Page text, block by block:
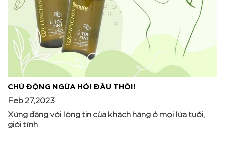
CHỦ ĐỘNG NGỪA HÓI ĐẦU THÔI!
Feb 27,2023
Xứng đáng với lòng tin của khách hàng ở mọi lứa tuổi,
giới tính